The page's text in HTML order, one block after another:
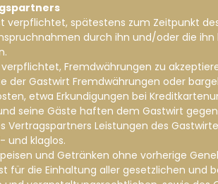
verpflichtet, spätestens zum Zeitpunkt
durch ihn und/oder die
verpflichtet, Fremdwährungen zu
der Gastwirt Fremdwährungen oder
etwa Erkundigungen bei
seine Gäste haften dem Gastwirt
Vertragspartners Leistungen des
und klaglos.
und Getränken ohne vorherige
für die Einhaltung aller gesetzlichen